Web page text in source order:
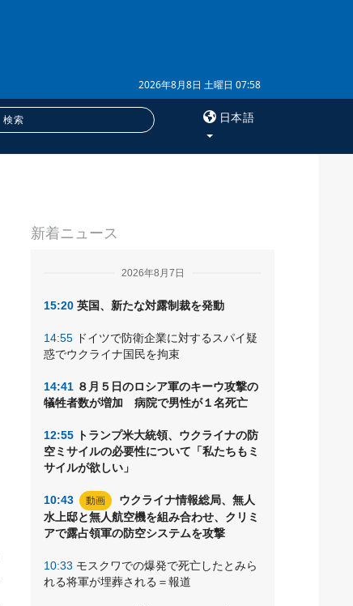
2026年8月8日 土曜日 07:58
日本語
購読
新着ニュース
2026年8月7日
15:20 英国、新たな対露制裁を発動
14:55 ドイツで防衛企業に対するスパイ疑
惑でウクライナ国民を拘束
14:41 ８月５日のロシア軍のキーウ攻撃の
犠牲者数が増加 病院で男性が１名死亡
12:55 トランプ米大統領、ウクライナの防
空ミサイルの必要性について「私たちもミ
サイルが欲しい」
10:43 動画
ウクライナ情報総局、無人
水上邸と無人航空機を組み合わせ、クリミ
アで露占領軍の防空システムを攻撃
10:33 モスクワでの爆発で死亡したとみら
れる将軍が埋葬される＝報道